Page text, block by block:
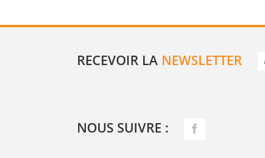
RECEVOIR LA NEWSLETTER
NOUS SUIVRE :